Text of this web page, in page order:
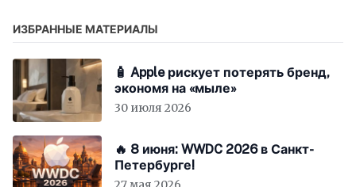
ИЗБРАННЫЕ МАТЕРИАЛЫ
🧴 Apple рискует потерять бренд,
экономя на «мыле»
30 июля 2026
🔥 8 июня: WWDC 2026 в Санкт-
Петербурге!